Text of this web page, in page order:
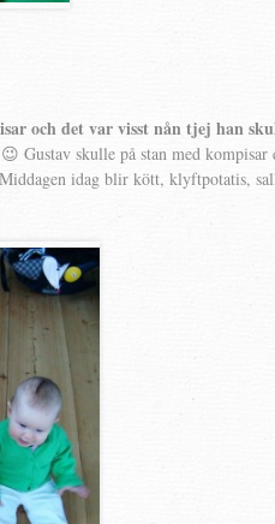
och det var visst nån tjej han
Gustav skulle på stan med kompisar
idag blir kött, klyftpotatis,